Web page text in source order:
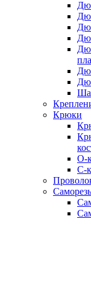
Крюки
О-
С-